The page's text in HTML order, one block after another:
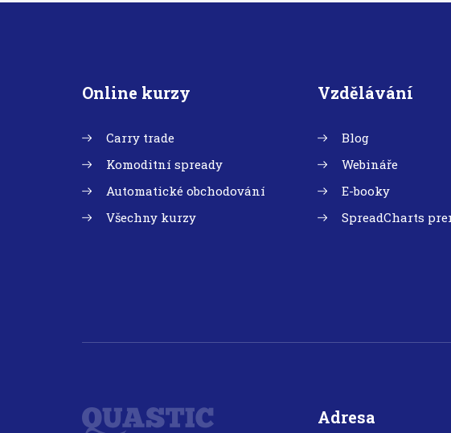
Online kurzy
Carry trade
Komoditní spready
Automatické obchodování
Všechny kurzy
Vzdělávání
Blog
Webináře
E-booky
SpreadCharts
Adresa